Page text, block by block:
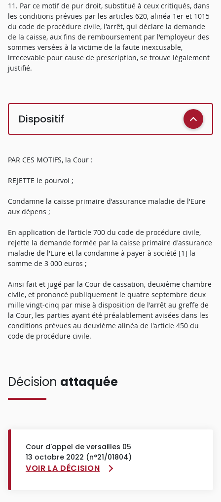
11. Par ce motif de pur droit, substitué à ceux critiqués, dans
les conditions prévues par les articles 620, alinéa 1er et 1015
du code de procédure civile, l'arrêt, qui déclare la demande
de la caisse, aux fins de remboursement par l'employeur des
sommes versées à la victime de la faute inexcusable,
irrecevable pour cause de prescription, se trouve légalement
justifié.
Dispositif
PAR CES MOTIFS, la Cour :
REJETTE le pourvoi ;
Condamne la caisse primaire d'assurance maladie de l'Eure
aux dépens ;
En application de l'article 700 du code de procédure civile,
rejette la demande formée par la caisse primaire d'assurance
maladie de l'Eure et la condamne à payer à société [1] la
somme de 3 000 euros ;
Ainsi fait et jugé par la Cour de cassation, deuxième chambre
civile, et prononcé publiquement le quatre septembre deux
mille vingt-cinq par mise à disposition de l'arrêt au greffe de
la Cour, les parties ayant été préalablement avisées dans les
conditions prévues au deuxième alinéa de l'article 450 du
code de procédure civile.
Décision attaquée
Cour d'appel de versailles 05
13 octobre 2022 (n°21/01804)
VOIR LA DÉCISION